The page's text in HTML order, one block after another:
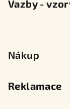
Vazby -
Nákup
Reklamace